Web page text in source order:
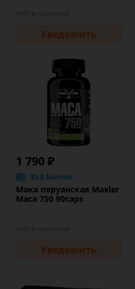
Уведомить
1 790 ₽
35.8 баллов
Мака перуанская Maxler
Maca 750 90caps
Уведомить